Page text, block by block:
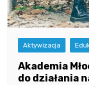
Aktywizacja
Akademia
do działania